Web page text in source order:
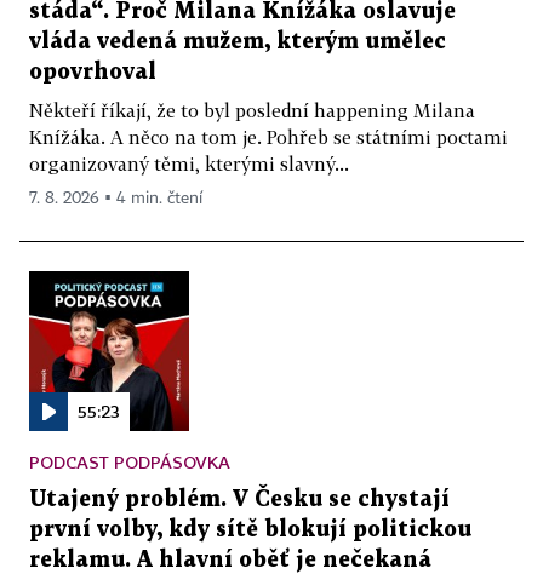
stáda“. Proč Milana Knížáka oslavuje
vláda vedená mužem, kterým umělec
opovrhoval
Někteří říkají, že to byl poslední happening Milana
Knížáka. A něco na tom je. Pohřeb se státními poctami
organizovaný těmi, kterými slavný...
7. 8. 2026 ▪ 4 min. čtení
55:23
PODCAST PODPÁSOVKA
Utajený problém. V Česku se chystají
první volby, kdy sítě blokují politickou
reklamu. A hlavní oběť je nečekaná